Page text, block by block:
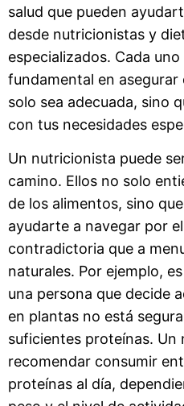
salud que pueden
desde nutricionistas y
especializados. Cada
fundamental en asegurar
solo sea adecuada, sino
con tus necesidades
Un nutricionista puede
camino. Ellos no solo
de los alimentos, sino
ayudarte a navegar por
contradictoria que a
naturales. Por ejemplo,
una persona que decide
en plantas no está
suficientes proteínas. Un
recomendar consumir
proteínas al día,